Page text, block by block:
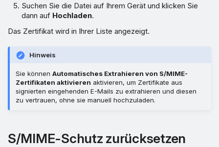
Suchen Sie die Datei auf Ihrem Gerät und klicken Sie
dann auf Hochladen.
Das Zertifikat wird in Ihrer Liste angezeigt.
Hinweis
Sie können Automatisches Extrahieren von S/MIME-
Zertifikaten aktivieren aktivieren, um Zertifikate aus
signierten eingehenden E-Mails zu extrahieren und diesen
zu vertrauen, ohne sie manuell hochzuladen.
S/MIME-Schutz zurücksetzen